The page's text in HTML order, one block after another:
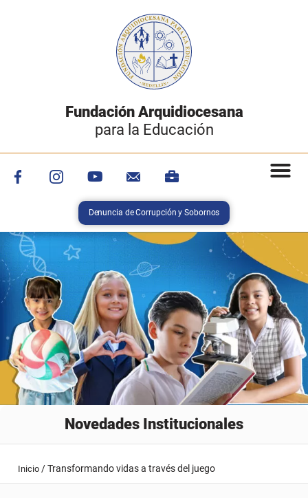
Fundación Arquidiocesana
para la Educación
Denuncia de Corrupción y Sobornos
Novedades Institucionales
Inicio /Transformando vidas a través del juego